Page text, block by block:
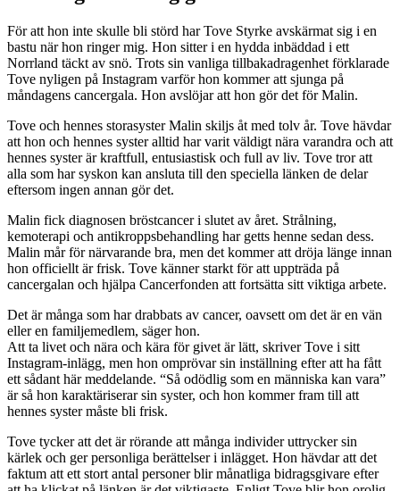
För att hon inte skulle bli störd har Tove Styrke avskärmat sig i en
bastu när hon ringer mig. Hon sitter i en hydda inbäddad i ett
Norrland täckt av snö. Trots sin vanliga tillbakadragenhet förklarade
Tove nyligen på Instagram varför hon kommer att sjunga på
måndagens cancergala. Hon avslöjar att hon gör det för Malin.
Tove och hennes storasyster Malin skiljs åt med tolv år. Tove hävdar
att hon och hennes syster alltid har varit väldigt nära varandra och att
hennes syster är kraftfull, entusiastisk och full av liv. Tove tror att
alla som har syskon kan ansluta till den speciella länken de delar
eftersom ingen annan gör det.
Malin fick diagnosen bröstcancer i slutet av året. Strålning,
kemoterapi och antikroppsbehandling har getts henne sedan dess.
Malin mår för närvarande bra, men det kommer att dröja länge innan
hon officiellt är frisk. Tove känner starkt för att uppträda på
cancergalan och hjälpa Cancerfonden att fortsätta sitt viktiga arbete.
Det är många som har drabbats av cancer, oavsett om det är en vän
eller en familjemedlem, säger hon.
Att ta livet och nära och kära för givet är lätt, skriver Tove i sitt
Instagram-inlägg, men hon omprövar sin inställning efter att ha fått
ett sådant här meddelande. “Så odödlig som en människa kan vara”
är så hon karaktäriserar sin syster, och hon kommer fram till att
hennes syster måste bli frisk.
Tove tycker att det är rörande att många individer uttrycker sin
kärlek och ger personliga berättelser i inlägget. Hon hävdar att det
faktum att ett stort antal personer blir månatliga bidragsgivare efter